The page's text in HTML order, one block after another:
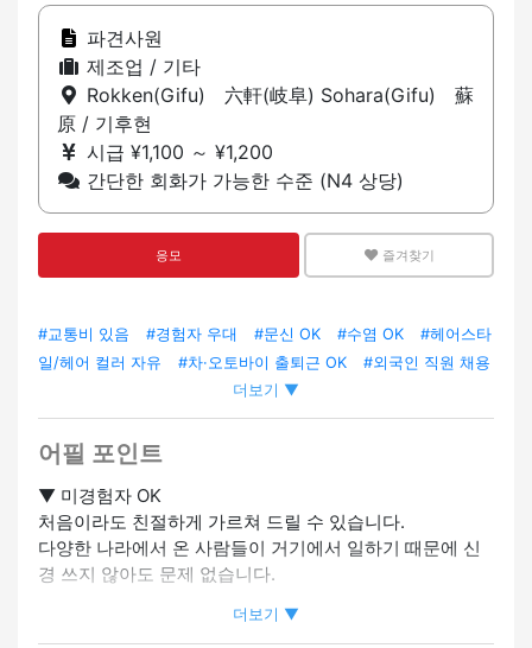
파견사원
제조업 / 기타
Rokken(Gifu) 六軒(岐阜) Sohara(Gifu) 蘇
原 / 기후현
시급 ¥1,100 ～ ¥1,200
간단한 회화가 가능한 수준 (N4 상당)
응모 즐겨찾기
#교통비 있음 #경험자 우대 #문신 OK #수염 OK
#헤어스타
일/헤어 컬러 자유
#차·오토바이 출퇴근 OK
#외국인 직원 채용
#외국인 직원 재적 #유니폼 있음
음
더보기 ▼
어필 포인트
▼ 미경험자 OK
처음이라도 친절하게 가르쳐 드릴 수 있습니다.
다양한 나라에서 온 사람들이 거기에서 일하기 때문에 신
경 쓰지 않아도 문제 없습니다.
▼ 주간 및 야간 근무가 있습니다.
더보기 ▼